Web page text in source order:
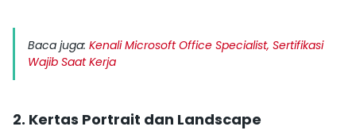
Baca juga: Kenali Microsoft Office Specialist, Sertifikasi
Wajib Saat Kerja
2. Kertas Portrait dan Landscape